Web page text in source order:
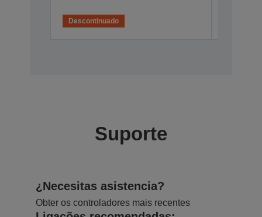
Descontinuado
Suporte
¿Necesitas asistencia?
Obter os controladores mais recentes